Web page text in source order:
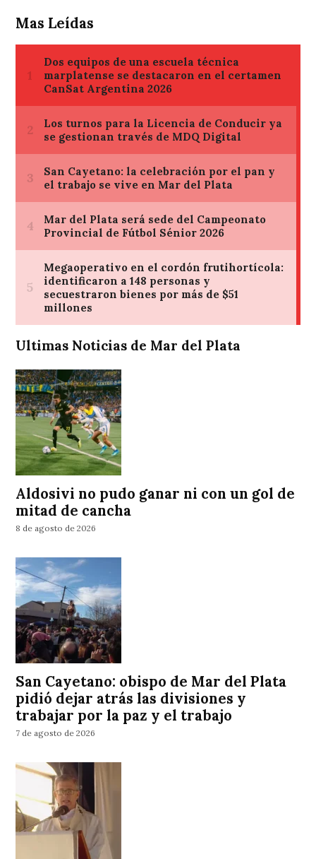
Mas Leídas
Ultimas Noticias de Mar del Plata
Aldosivi no pudo ganar ni con un gol de
mitad de cancha
8 de agosto de 2026
San Cayetano: obispo de Mar del Plata
pidió dejar atrás las divisiones y
trabajar por la paz y el trabajo
7 de agosto de 2026